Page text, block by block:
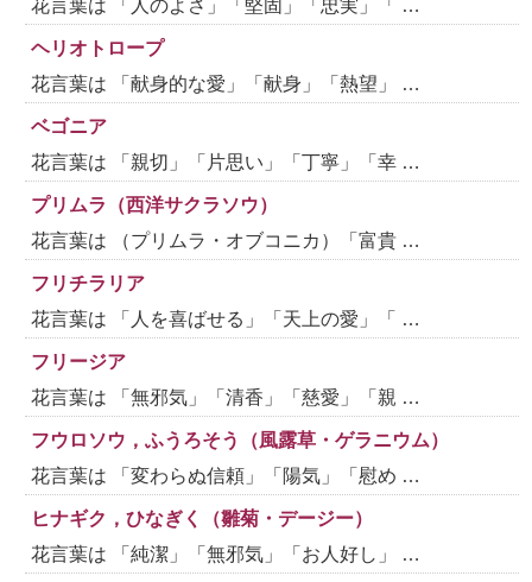
花言葉は 「人のよさ」「堅固」「忠実」「 …
ヘリオトロープ
花言葉は 「献身的な愛」「献身」「熱望」 …
ベゴニア
花言葉は 「親切」「片思い」「丁寧」「幸 …
プリムラ（西洋サクラソウ）
花言葉は （プリムラ・オブコニカ）「富貴 …
フリチラリア
花言葉は 「人を喜ばせる」「天上の愛」「 …
フリージア
花言葉は 「無邪気」「清香」「慈愛」「親 …
フウロソウ，ふうろそう（風露草・ゲラニウム）
花言葉は 「変わらぬ信頼」「陽気」「慰め …
ヒナギク，ひなぎく（雛菊・デージー）
花言葉は 「純潔」「無邪気」「お人好し」 …